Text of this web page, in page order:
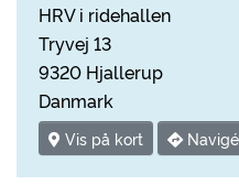
HRV i ridehallen
Tryvej 13
9320 Hjallerup
Danmark
Vis på kort